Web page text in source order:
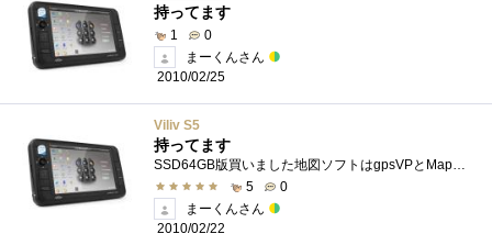
持ってます
1
0
まーくんさん
2010/02/25
Viliv S5
持ってます
SSD64GB版買いました地図ソフトはgpsVPとMapFanNaviiを使用しています通勤中にweb閲覧とメールチェックしながら毎日楽しく使ってます＾＾Bluetoothマウス...
5
0
まーくんさん
2010/02/22